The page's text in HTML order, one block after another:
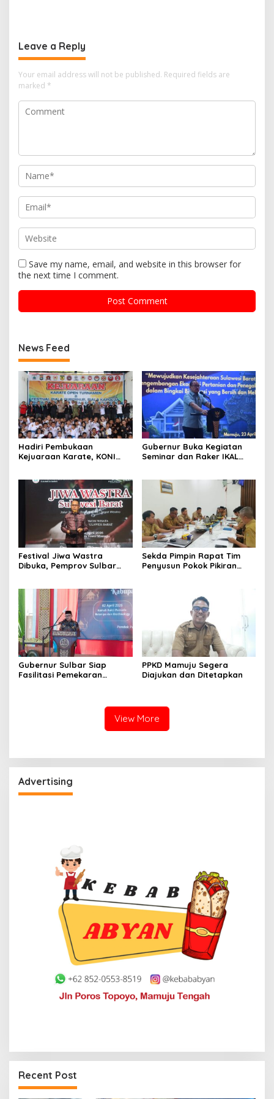
Leave a Reply
Your email address will not be published. Required fields are
marked *
Save my name, email, and website in this browser for
the next time I comment.
News Feed
Hadiri Pembukaan
Kejuaraan Karate, KONI
Gubernur Buka Kegiatan
Seminar dan Raker IKAL
Festival Jiwa Wastra
Dibuka, Pemprov Sulbar
Sekda Pimpin Rapat Tim
Penyusun Pokok Pikiran
Gubernur Sulbar Siap
Fasilitasi Pemekaran
PPKD Mamuju Segera
Diajukan dan Ditetapkan
View More
Advertising
Recent Post